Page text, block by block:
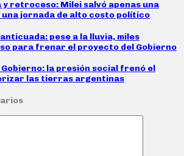
retroceso: Milei salvó apenas una
jornada de alto costo político
pese a la lluvia, miles
para frenar el proyecto del Gobierno
la presión social frenó el
las tierras argentinas